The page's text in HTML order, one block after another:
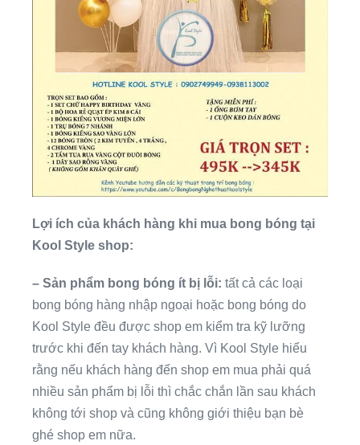
Lợi ích của khách hàng khi mua bong bóng tại
Kool Style shop:
– Sản phẩm bong bóng ít bị lỗi: tất cả các loại
bong bóng hàng nhập ngoại hoặc bong bóng do
Kool Style đều được shop em kiểm tra kỹ lưỡng
trước khi đến tay khách hàng. Vì Kool Style hiểu
rằng nếu khách hàng đến shop em mua phải quá
nhiều sản phẩm bị lỗi thì chắc chắn lần sau khách
không tới shop và cũng không giới thiệu bạn bè
ghé shop em nữa.